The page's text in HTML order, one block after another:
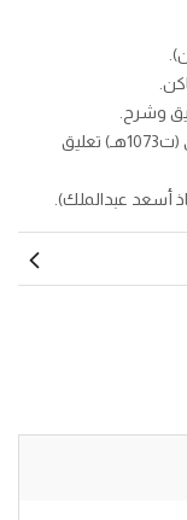
• هبة الأيام فيما يتعلق بأبي تمام ليوسف البديعي (ت1073هـ) تعليق
أسعد عبدالملك).